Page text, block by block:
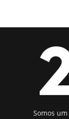
Somos um